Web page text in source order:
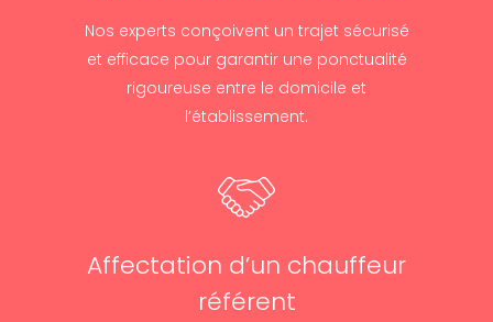
Nos experts conçoivent un trajet sécurisé
et efficace pour garantir une ponctualité
rigoureuse entre le domicile et
l’établissement.
Affectation d’un chauffeur
référent